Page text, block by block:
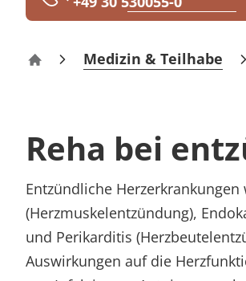
Rheumatologie
MEDIAN Kliniken
Medizin & Teilhabe
Reha bei
Entzündliche
(Herzmuskelentzündung),
und Perikarditis
Auswirkungen auf die